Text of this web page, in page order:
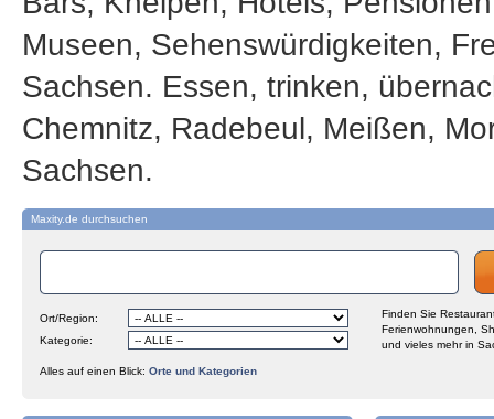
Museen, Sehenswürdigkeiten,
Sachsen. Essen, trinken,
Chemnitz, Radebeul, Meißen,
Sachsen.
Maxity.de durchsuchen
Ort/Region:
Kategorie:
Finden Sie
Ferienwohnungen,
und vieles mehr in
Alles auf einen Blick: Orte und Kategorien